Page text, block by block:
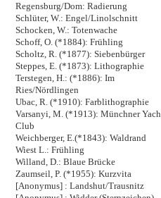
Regensburg/Dom: Radierung
Schlüter, W.: Engel/Linolschnitt
Schocken, W.: Totenwache
Schoff, O. (*1884): Frühling
Scholtz, R. (*1877): Siebenbürger
Steppes, E. (*1873): Lithographie
Terstegen, H.: (*1886): Im
Ries/Nördlingen
Ubac, R. (*1910): Farblithographie
Varsanyi, M. (*1913): Münchner
Club
Weichberger, E.(*1843): Waldrand
Wiest L.: Frühling
Willand, D.: Blaue Brücke
Zaumseil, P. (*1955): Kurzvita
[Anonymus] : Landshut/Trausnitz